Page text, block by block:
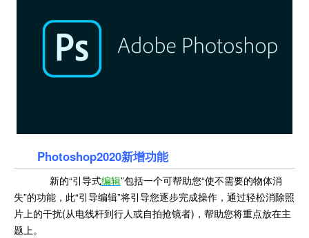
Photoshop2020新增功能
新的“引导式编辑”包括一个可帮助您“使不需要的物体消
失”的功能，此“引导编辑”将引导您逐步完成操作，通过轻松消除照
片上的干扰(从电线杆到行人或自拍抢镜者)，帮助您将重点放在主
题上。